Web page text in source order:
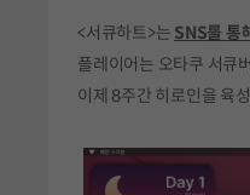
<서큐하트>는 SNS를 통
플레이어는 오타쿠 서큐
이제 8주간 히로인을 육